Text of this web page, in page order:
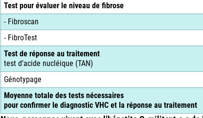
Test pour évaluer le niveau de fibrose
- Fibroscan
- FibroTest
Test de réponse au traitement
test d’acide nucléique (TAN)
Génotypage
Moyenne totale des tests nécessaires
pour confirmer le diagnostic VHC et la réponse au traitement